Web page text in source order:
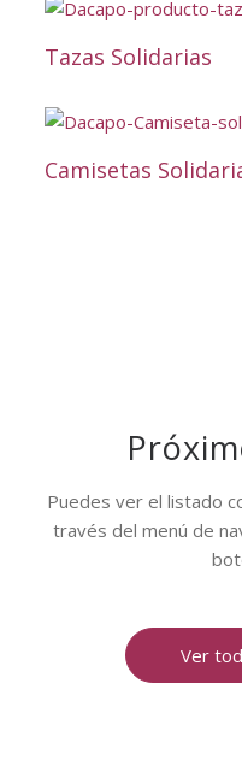
Tazas Solidarias
Camisetas
Puedes ver el listado
través del menú de
Ver